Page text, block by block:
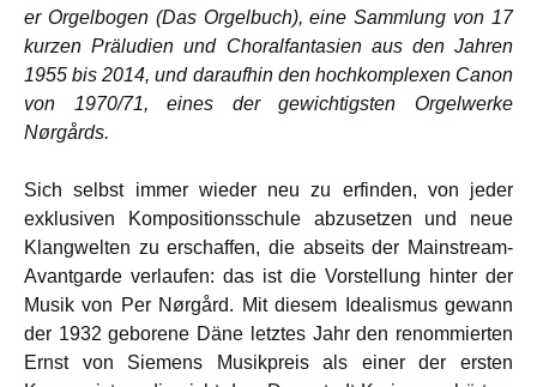
er Orgelbogen (Das Orgelbuch), eine Sammlung von 17
kurzen Präludien und Choralfantasien aus den Jahren
1955 bis 2014, und daraufhin den hochkomplexen Canon
von 1970/71, eines der gewichtigsten Orgelwerke
Nørgårds.
Sich selbst immer wieder neu zu erfinden, von jeder
exklusiven Kompositionsschule abzusetzen und neue
Klangwelten zu erschaffen, die abseits der Mainstream-
Avantgarde verlaufen: das ist die Vorstellung hinter der
Musik von Per Nørgård. Mit diesem Idealismus gewann
der 1932 geborene Däne letztes Jahr den renommierten
Ernst von Siemens Musikpreis als einer der ersten